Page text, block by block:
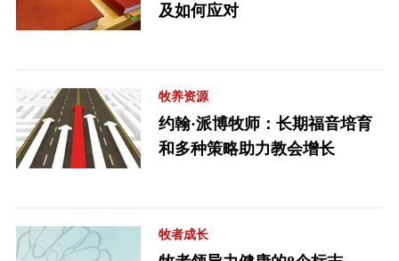
及如何应对
牧养资源
约翰·派博牧师：长期福音培育
和多种策略助力教会增长
牧者成长